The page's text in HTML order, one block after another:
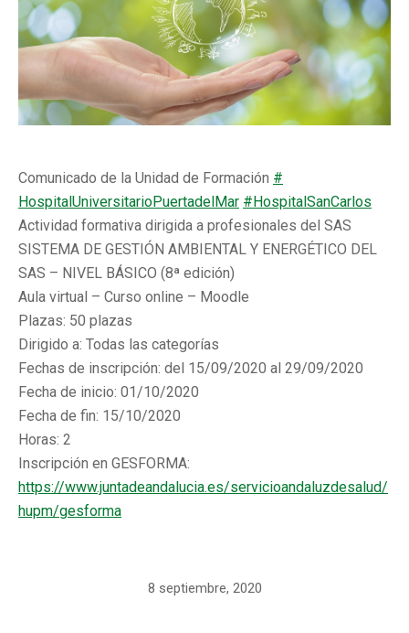
Comunicado de la Unidad de Formación #
HospitalUniversitarioPuertadelMar #HospitalSanCarlos
Actividad formativa dirigida a profesionales del SAS
SISTEMA DE GESTIÓN AMBIENTAL Y ENERGÉTICO DEL
SAS – NIVEL BÁSICO (8ª edición)
Aula virtual – Curso online – Moodle
Plazas: 50 plazas
Dirigido a: Todas las categorías
Fechas de inscripción: del 15/09/2020 al 29/09/2020
Fecha de inicio: 01/10/2020
Fecha de fin: 15/10/2020
Horas: 2
Inscripción en GESFORMA:
https://www.juntadeandalucia.es/servicioandaluzdesalud/
hupm/gesforma
8 septiembre, 2020